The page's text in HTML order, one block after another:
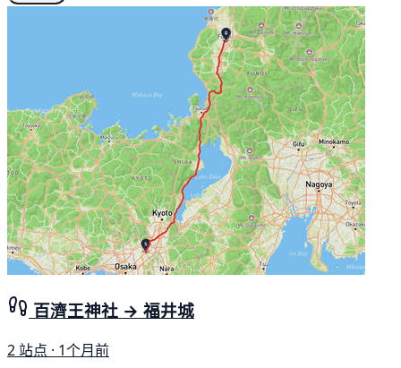
百濟王神社 → 福井城
2 站点 · 1个月前